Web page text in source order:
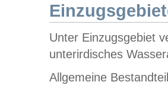
Unter Einzugsgebiet
unterirdisches
Allgemeine